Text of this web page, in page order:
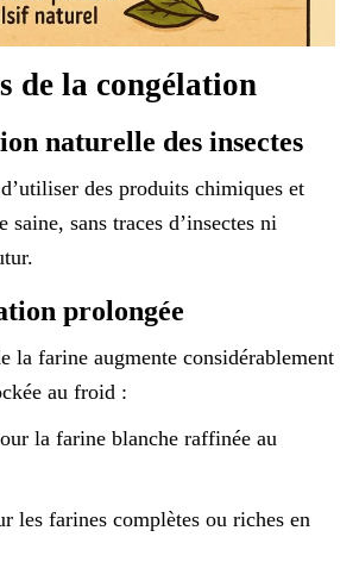
de la congélation
naturelle des insectes
des produits chimiques et
saine, sans traces d’insectes ni
prolongée
la farine augmente considérablement
au froid :
la farine blanche raffinée au
les farines complètes ou riches en